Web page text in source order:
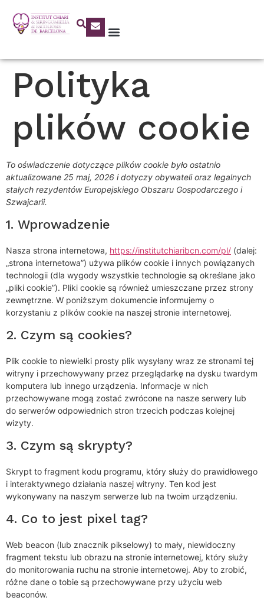
Polityka
plików cookie
To oświadczenie dotyczące plików cookie było ostatnio
aktualizowane 25 maj, 2026 i dotyczy obywateli oraz legalnych
stałych rezydentów Europejskiego Obszaru Gospodarczego i
Szwajcarii.
1. Wprowadzenie
Nasza strona internetowa, https://institutchiaribcn.com/pl/ (dalej:
„strona internetowa”) używa plików cookie i innych powiązanych
technologii (dla wygody wszystkie technologie są określane jako
„pliki cookie”). Pliki cookie są również umieszczane przez strony
zewnętrzne. W poniższym dokumencie informujemy o
korzystaniu z plików cookie na naszej stronie internetowej.
2. Czym są cookies?
Plik cookie to niewielki prosty plik wysyłany wraz ze stronami tej
witryny i przechowywany przez przeglądarkę na dysku twardym
komputera lub innego urządzenia. Informacje w nich
przechowywane mogą zostać zwrócone na nasze serwery lub
do serwerów odpowiednich stron trzecich podczas kolejnej
wizyty.
3. Czym są skrypty?
Skrypt to fragment kodu programu, który służy do prawidłowego
i interaktywnego działania naszej witryny. Ten kod jest
wykonywany na naszym serwerze lub na twoim urządzeniu.
4. Co to jest pixel tag?
Web beacon (lub znacznik pikselowy) to mały, niewidoczny
fragment tekstu lub obrazu na stronie internetowej, który służy
do monitorowania ruchu na stronie internetowej. Aby to zrobić,
różne dane o tobie są przechowywane przy użyciu web
beaconów.